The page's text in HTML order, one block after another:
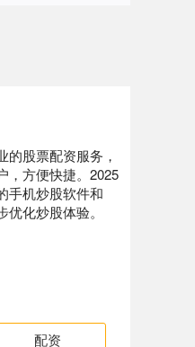
的股票配资服务，
，方便快捷。2025
手机炒股软件和
化炒股体验。
配资